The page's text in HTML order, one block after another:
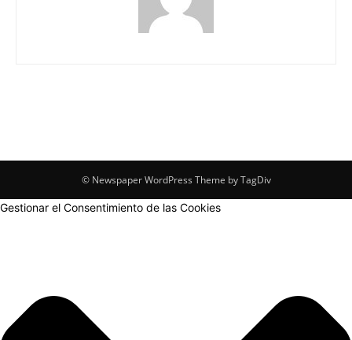
© Newspaper WordPress Theme by TagDiv
Gestionar el Consentimiento de las Cookies